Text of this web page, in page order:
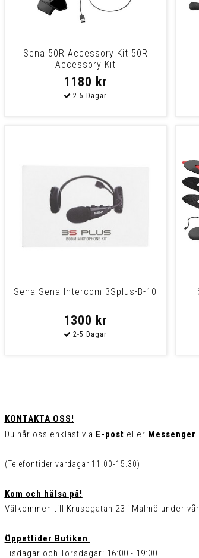
Sena 50R Accessory Kit 50R
Accessory Kit
1180 kr
Sena Sena Intercom 3Splus-B-10
1300 kr
KONTAKTA OSS!
Du når oss enklast via E-post eller Messenger
(Telefontider vardagar 11.00-15.30)
Kom och hälsa på!
Välkommen till Krusegatan 23 i Malmö under
Öppettider Butiken
Tisdagar och Torsdagar: 16:00 - 19:00